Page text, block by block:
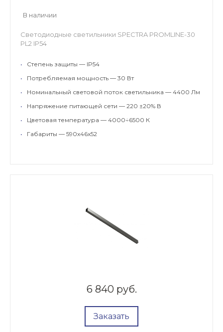
В наличии
Светодиодные светильники SPECTRA PROMLINE-30
PL2 IP54
•
Степень защиты — IP54
•
Потребляемая мощность — 30 Вт
•
Номинальный световой поток светильника — 4400 Лм
•
Напряжение питающей сети — 220 ±20% В
•
Цветовая температура — 4000÷6500 К
•
Габариты — 590х46х52
6 840 руб.
Заказать